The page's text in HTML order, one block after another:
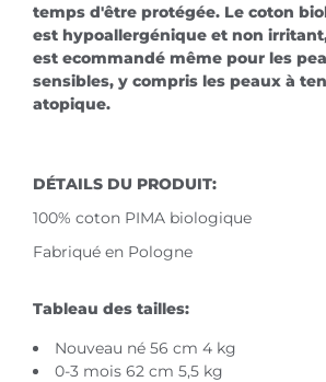
temps d'être protégée. Le coton
est hypoallergénique et non
est ecommandé même pour les
sensibles, y compris les peaux à
atopique.
DÉTAILS DU PRODUIT:
100% coton PIMA biologique
Fabriqué en Pologne
Tableau des tailles:
Nouveau né 56 cm 4 kg
0-3 mois 62 cm 5,5 kg